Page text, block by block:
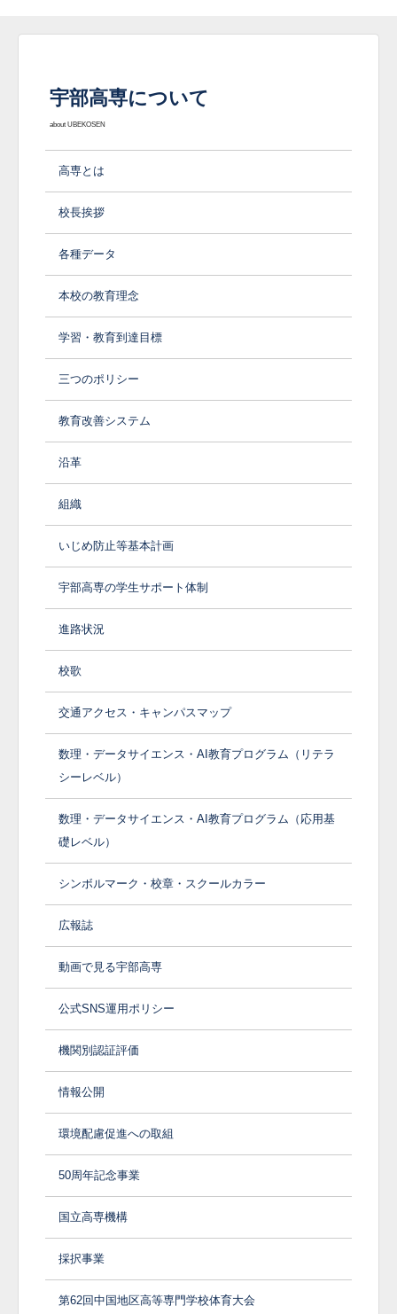
宇部高専について
about UBEKOSEN
高専とは
校長挨拶
各種データ
本校の教育理念
学習・教育到達目標
三つのポリシー
教育改善システム
沿革
組織
いじめ防止等基本計画
宇部高専の学生サポート体制
進路状況
校歌
交通アクセス・キャンパスマップ
数理・データサイエンス・AI教育プログラム（リテラ
シーレベル）
数理・データサイエンス・AI教育プログラム（応用基
礎レベル）
シンボルマーク・校章・スクールカラー
広報誌
動画で見る宇部高専
公式SNS運用ポリシー
機関別認証評価
情報公開
環境配慮促進への取組
50周年記念事業
国立高専機構
採択事業
第62回中国地区高等専門学校体育大会